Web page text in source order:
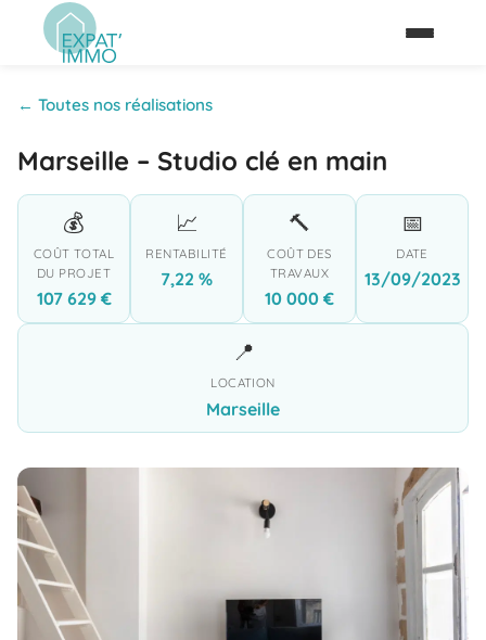
← Toutes nos réalisations
Marseille – Studio clé en main
💰
COÛT TOTAL
DU PROJET
107 629 €
📈
RENTABILITÉ
7,22 %
🔨
COÛT DES
TRAVAUX
10 000 €
📅
DATE
13/09/2023
📍
LOCATION
Marseille